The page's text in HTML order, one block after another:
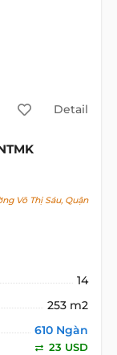
Detail
Võ Thị Sáu, Quận
14
253 m2
610 Ngàn
23 USD